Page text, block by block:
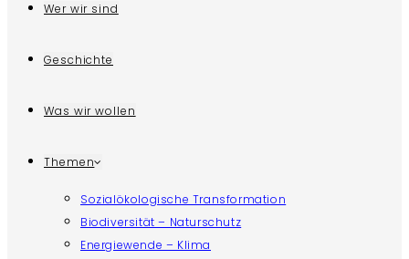
Wer wir sind
Geschichte
Was wir wollen
Themen
Sozialökologische Transformation
Biodiversität – Naturschutz
Energiewende – Klima